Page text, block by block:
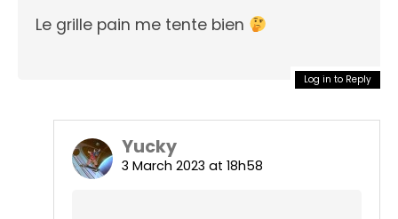
Le grille pain me tente bien
Log in to Reply
Yucky
3 March 2023 at 18h58